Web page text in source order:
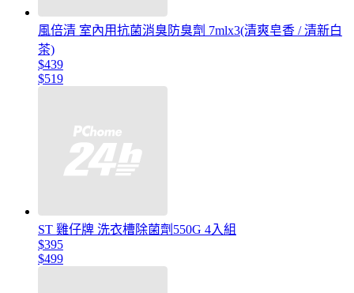
風倍清 室內用抗菌消臭防臭劑 7mlx3(清爽皂香 / 清新白
茶)
$439
$519
ST 雞仔牌 洗衣槽除菌劑550G 4入組
$395
$499